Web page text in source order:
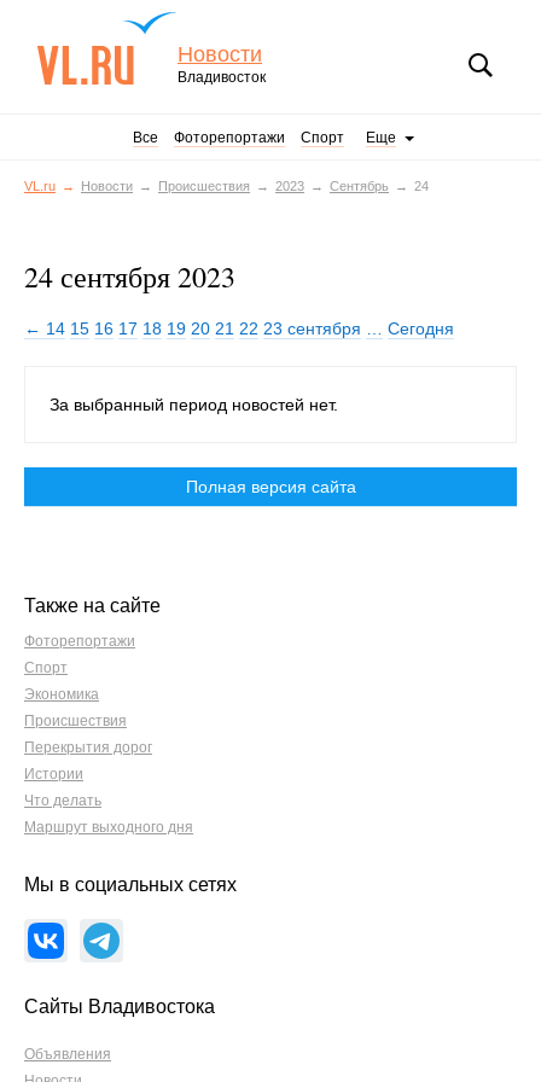
Новости
Владивосток
Все Фоторепортажи Спорт Еще
VL.ru Новости Происшествия 2023 Сентябрь 24
24 сентября 2023
← 14 15 16 17 18 19 20 21 22 23 сентября Сегодня
За выбранный период новостей нет.
Полная версия сайта
Также на сайте
Фоторепортажи
Спорт
Экономика
Происшествия
Перекрытия дорог
Истории
Что делать
Маршрут выходного дня
Мы в социальных сетях
Сайты Владивостока
Объявления